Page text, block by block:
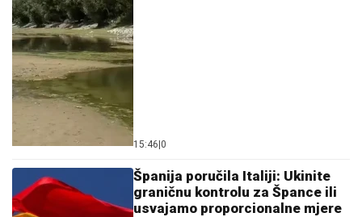
15:46 0
Španija poručila Italiji: Ukinite
graničnu kontrolu za Špance ili
usvajamo proporcionalne mjere